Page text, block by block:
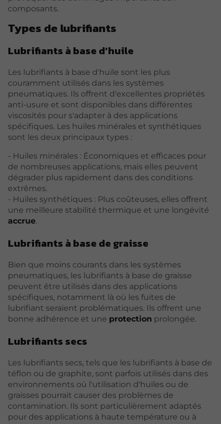
composants.
Types de lubrifiants
Lubrifiants à base d’huile
Les lubrifiants à base d'huile sont les plus
couramment utilisés dans les systèmes
pneumatiques. Ils offrent d'excellentes propriétés
anti-usure et sont disponibles dans différentes
viscosités pour s'adapter à des applications
spécifiques. Les huiles minérales et synthétiques
sont les deux principaux types :
- Huiles minérales : Économiques et efficaces pour
de nombreuses applications, mais elles peuvent
dégrader plus rapidement dans des conditions
extrêmes.
- Huiles synthétiques : Plus coûteuses, elles offrent
une meilleure stabilité thermique et une longévité
accrue.
Lubrifiants à base de graisse
Bien que moins courants dans les systèmes
pneumatiques, les lubrifiants à base de graisse
peuvent être utilisés dans des applications
spécifiques, notamment là où les fuites de
lubrifiant seraient problématiques. Ils offrent une
bonne adhérence et une protection prolongée.
Lubrifiants secs
Les lubrifiants secs, tels que les lubrifiants à base de
téflon ou de graphite, sont parfois utilisés dans des
environnements où l'utilisation d'huiles ou de
graisses pourrait causer des problèmes de
contamination. Ils sont particulièrement adaptés
pour des applications à haute température ou à